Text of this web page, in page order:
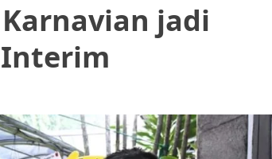
jadi
Interim